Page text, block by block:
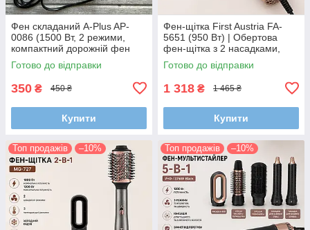
Фен складаний A-Plus AP-
0086 (1500 Вт, 2 режими,
компактний дорожній фен
для волосся)
Готово до відправки
350 ₴ 450 ₴
Купити
Фен-щітка First Austria FA-
5651 (950 Вт) | Обертова
фен-щітка з 2 насадками,
холодне повітря, керамічне
покриття
Готово до відправки
1 318 ₴ 1 465 ₴
Купити
Топ продажів –10% Топ продажів –10%